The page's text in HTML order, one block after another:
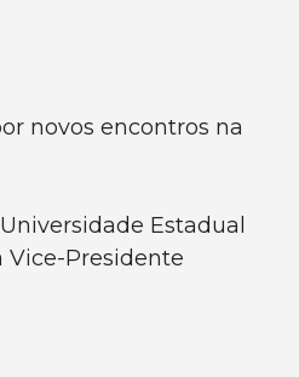
novos encontros na
Estadual
Vice-Presidente